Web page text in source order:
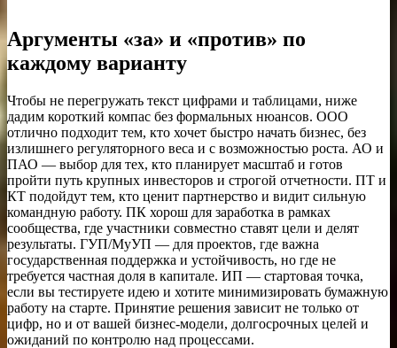
Аргументы «за» и «против» по
каждому варианту
Чтобы не перегружать текст цифрами и таблицами, ниже
дадим короткий компас без формальных нюансов. ООО
отлично подходит тем, кто хочет быстро начать бизнес, без
излишнего регуляторного веса и с возможностью роста. АО и
ПАО — выбор для тех, кто планирует масштаб и готов
пройти путь крупных инвесторов и строгой отчетности. ПТ и
КТ подойдут тем, кто ценит партнерство и видит сильную
командную работу. ПК хорош для заработка в рамках
сообщества, где участники совместно ставят цели и делят
результаты. ГУП/МуУП — для проектов, где важна
государственная поддержка и устойчивость, но где не
требуется частная доля в капитале. ИП — стартовая точка,
если вы тестируете идею и хотите минимизировать бумажную
работу на старте. Принятие решения зависит не только от
цифр, но и от вашей бизнес‑модели, долгосрочных целей и
ожиданий по контролю над процессами.